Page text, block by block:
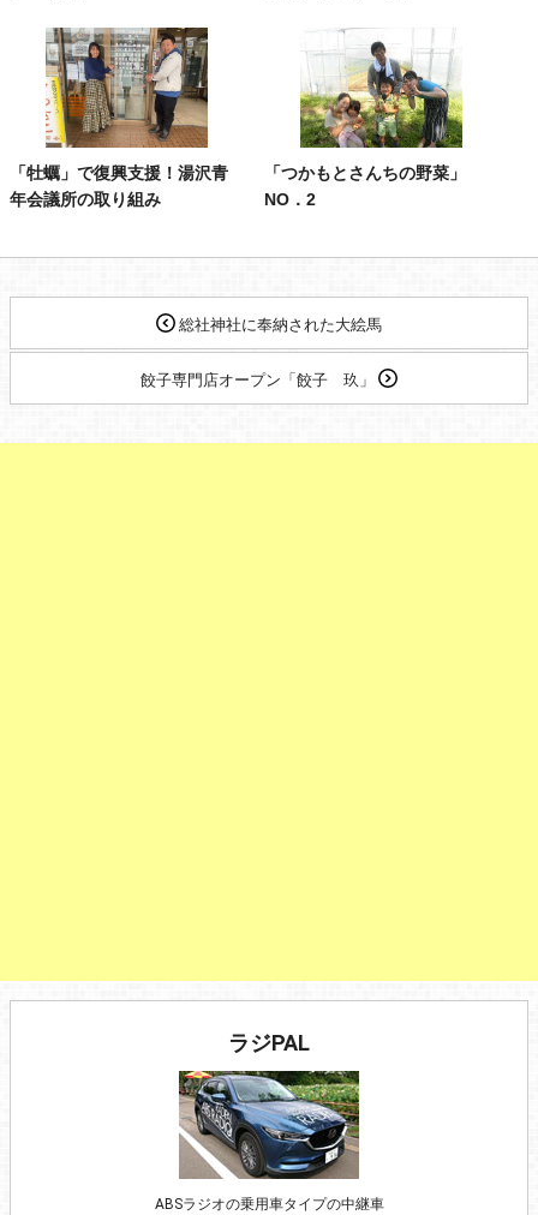
「牡蠣」で復興支援！湯沢青
年会議所の取り組み
「つかもとさんちの野菜」
NO．2
総社神社に奉納された大絵馬
餃子専門店オープン「餃子 玖」
ラジPAL
ABSラジオの乗用車タイプの中継車